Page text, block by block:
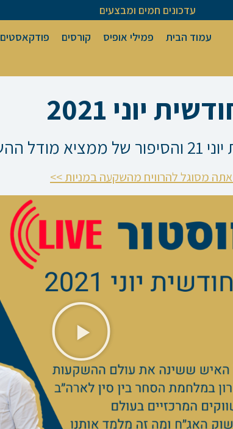
עדכונים חמים ומבצעים
עמוד הבית
פמילי אופיס קורסים פודקאסטים
יוני 2021
העולם
מסוגל להרוויח מהשקעה במניות >>